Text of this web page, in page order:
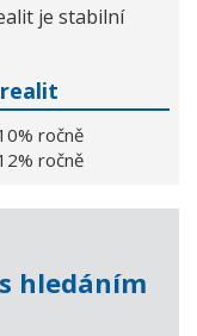
je stabilní
ročně
ročně
hledáním